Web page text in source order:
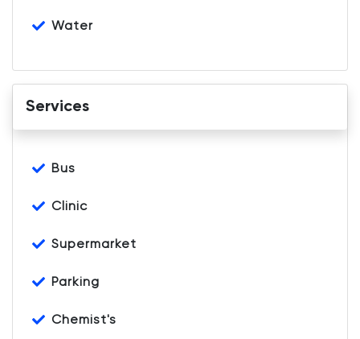
Water
Services
Bus
Clinic
Supermarket
Parking
Chemist's